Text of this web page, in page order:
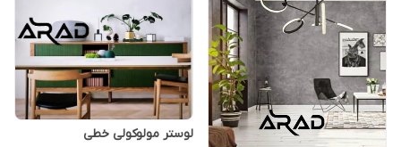
لوستر مولوکولی خطی